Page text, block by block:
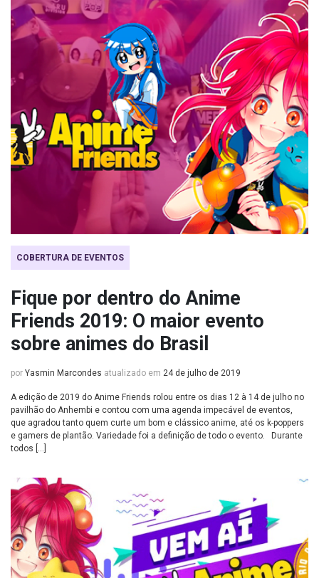
COBERTURA DE EVENTOS
Fique por dentro do Anime
Friends 2019: O maior evento
sobre animes do Brasil
por Yasmin Marcondes atualizado em 24 de julho de 2019
A edição de 2019 do Anime Friends rolou entre os dias 12 à 14 de julho no
pavilhão do Anhembi e contou com uma agenda impecável de eventos,
que agradou tanto quem curte um bom e clássico anime, até os k-poppers
e gamers de plantão. Variedade foi a definição de todo o evento. Durante
todos […]